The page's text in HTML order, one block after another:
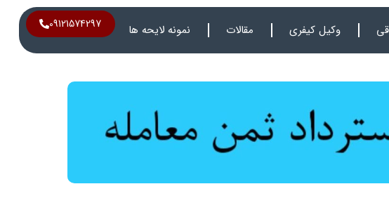
وکیل کیفری مقالات نمونه لایحه ها 09121574297